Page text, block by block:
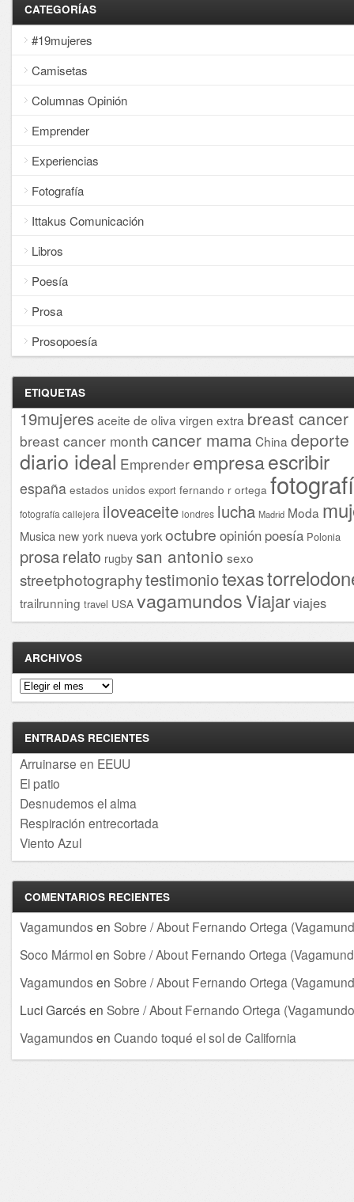
CATEGORÍAS
#19mujeres
Camisetas
Columnas Opinión
Emprender
Experiencias
Fotografía
Ittakus Comunicación
Libros
Poesía
Prosa
Prosopoesía
ETIQUETAS
19mujeresaceite de oliva virgen extra breast cancer
breast cancer month cancer mama Chinadeporte
diario ideal Emprender empresaescribir
españa estados unidos export fernando r ortega
fotografía callejera iloveaceite londres lucha Madrid Moda
Musica new york nueva yorkoctubre opinión poesía Polonia
prosarelato rugby san antonio sexo
streetphotographytestimoniotexas
trailrunning travel USA vagamundosViajarviajes
ARCHIVOS
Archivos
ENTRADAS RECIENTES
Arruinarse en EEUU
El patio
Desnudemos el alma
Respiración entrecortada
Viento Azul
COMENTARIOS RECIENTES
Vagamundos en Sobre / About Fernando Ortega
Soco Mármolen Sobre / About Fernando Ortega
Vagamundos en Sobre / About Fernando Ortega
Luci Garcés en Sobre / About Fernando Ortega
Vagamundos en Cuando toqué el sol de California